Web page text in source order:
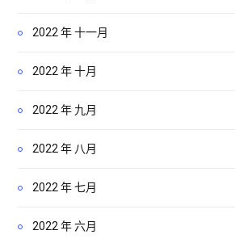
2022 年 十一月
2022 年 十月
2022 年 九月
2022 年 八月
2022 年 七月
2022 年 六月